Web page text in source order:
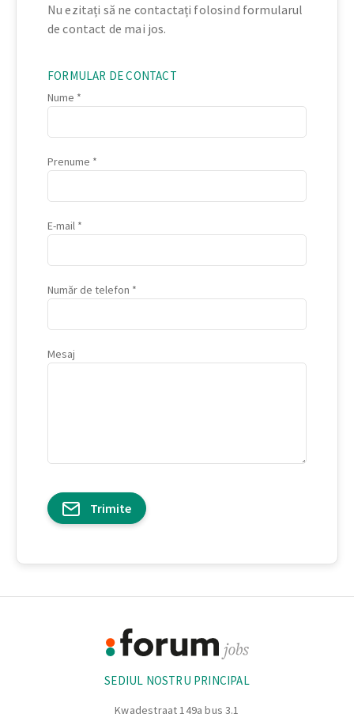
Nu ezitați să ne contactați folosind formularul
de contact de mai jos.
FORMULAR DE CONTACT
Nume
Prenume
E-mail
Număr de telefon
Mesaj
Trimite
SEDIUL NOSTRU PRINCIPAL
Kwadestraat 149a bus 3.1